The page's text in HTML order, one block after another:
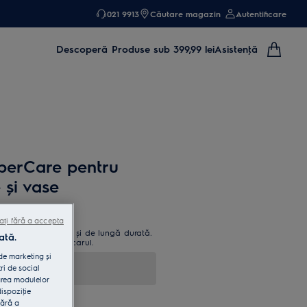
021 9913 Căutare magazin Autentificare
Descoperă Produse sub 399,99 leiAsistenţă
pentru
vase
puternică și de lungă durată.
mirosurile și calcarul.
marketing și
de social
modulelor
a
fără a accepta